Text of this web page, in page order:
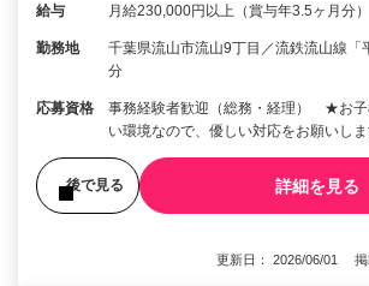
給与 月給230,000円以上（賞与年3.5ヶ月分）
勤務地
千葉県流山市流山9丁目／流鉄流山線「
分
応募資格
事務経験者歓迎（総務・経理） ★お子
い環境なので、優しい対応をお願いしま
後で見る 詳細を見る
更新日： 2026/06/01 掲